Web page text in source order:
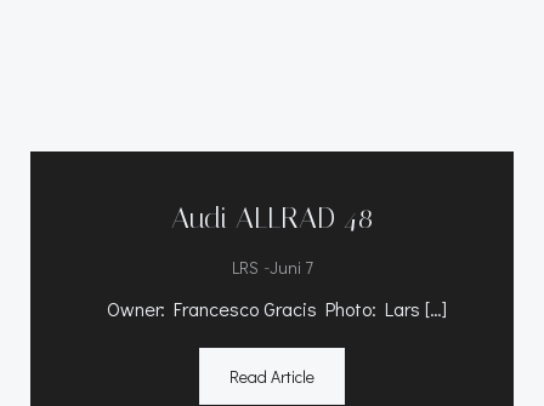
Audi ALLRAD 48
LRS -Juni 7
Owner: Francesco Gracis Photo: Lars […]
Read Article